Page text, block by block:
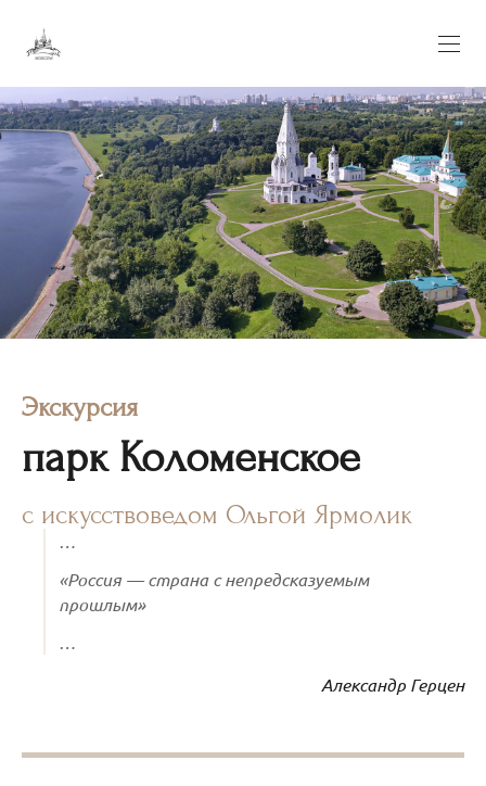
Экскурсия
парк Коломенское
с искусствоведом Ольгой Ярмолик
…
«Россия — страна с непредсказуемым
прошлым»
…
Александр Герцен